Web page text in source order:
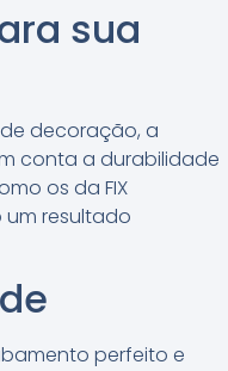
sua
decoração, a
conta a durabilidade
os da FIX
um resultado
perfeito e